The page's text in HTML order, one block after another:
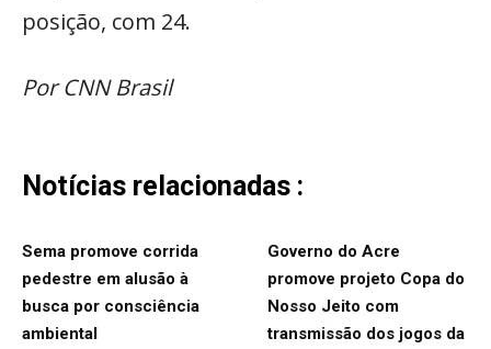
posição, com 24.
Por CNN Brasil
Notícias relacionadas :
Sema promove corrida
pedestre em alusão à
busca por consciência
ambiental
Governo do Acre
promove projeto Copa do
Nosso Jeito com
transmissão dos jogos da